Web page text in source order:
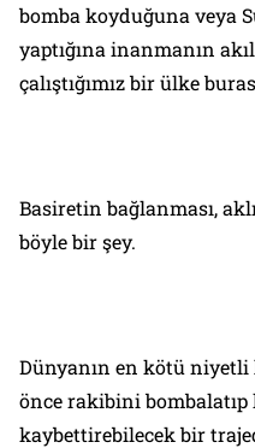
bomba koyduğuna veya
yaptığına inanmanın
çalıştığımız bir ülke
Basiretin bağlanması,
böyle bir şey.
Dünyanın en kötü
önce rakibini
kaybettirebilecek bir